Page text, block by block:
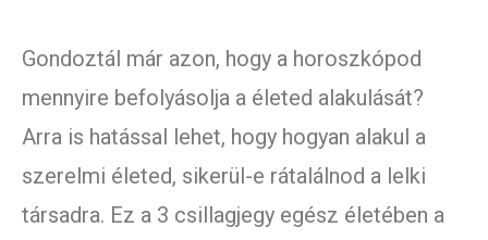
Gondoztál már azon, hogy a horoszkópod
mennyire befolyásolja a életed alakulását?
Arra is hatással lehet, hogy hogyan alakul a
szerelmi életed, sikerül-e rátalálnod a lelki
társadra. Ez a 3 csillagjegy egész életében a